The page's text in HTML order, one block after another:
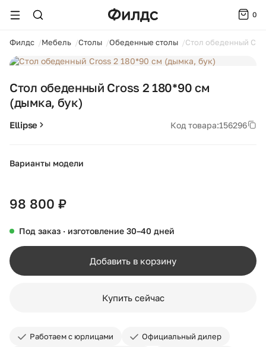
0
Филдс Мебель Столы Обеденные столы Стол обеденный
Стол обеденный Cross 2 180*90 см
(дымка, бук)
Ellipse Код товара:156296
Варианты модели
98 800 ₽
Под заказ · изготовление 30–40 дней
Добавить в корзину
Купить сейчас
Работаем с юрлицами
Официальный дилер